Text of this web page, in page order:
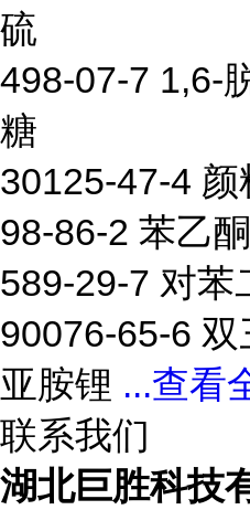
硫
498-07-7 1,6-
糖
30125-47-4 颜
98-86-2 苯乙酮
589-29-7 对苯
90076-65-6
亚胺锂 ...查看
联系我们
湖北巨胜科技